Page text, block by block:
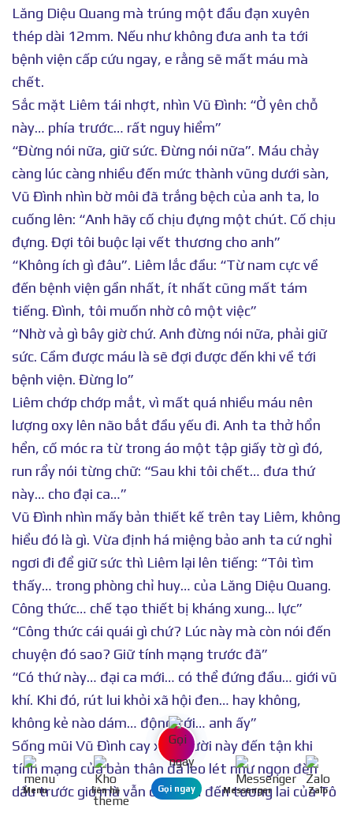
Lăng Diệu Quang mà trúng một đầu đạn xuyên
thép dài 12mm. Nếu như không đưa anh ta tới
bệnh viện cấp cứu ngay, e rằng sẽ mất máu mà
chết.
Sắc mặt Liêm tái nhợt, nhìn Vũ Đình: “Ở yên chỗ
này… phía trước… rất nguy hiểm”
“Đừng nói nữa, giữ sức. Đừng nói nữa”. Máu chảy
càng lúc càng nhiều đến mức thành vũng dưới sàn,
Vũ Đình nhìn bờ môi đã trắng bệch của anh ta, lo
cuống lên: “Anh hãy cố chịu đựng một chút. Cố chịu
đựng. Đợi tôi buộc lại vết thương cho anh”
“Không ích gì đâu”. Liêm lắc đầu: “Từ nam cực về
đến bệnh viện gần nhất, ít nhất cũng mất tám
tiếng. Đình, tôi muốn nhờ cô một việc”
“Nhờ vả gì bây giờ chứ. Anh đừng nói nữa, phải giữ
sức. Cầm được máu là sẽ đợi được đến khi về tới
bệnh viện. Đừng lo”
Liêm chớp chớp mắt, vì mất quá nhiều máu nên
lượng oxy lên não bắt đầu yếu đi. Anh ta thở hổn
hển, cố móc ra từ trong áo một tập giấy tờ gì đó,
run rẩy nói từng chữ: “Sau khi tôi chết… đưa thứ
này… cho đại ca…”
Vũ Đình nhìn mấy bản thiết kế trên tay Liêm, không
hiểu đó là gì. Vừa định há miệng bảo anh ta cứ nghỉ
ngơi đi để giữ sức thì Liêm lại lên tiếng: “Tôi tìm
thấy… trong phòng chỉ huy… của Lăng Diệu Quang.
Công thức… chế tạo thiết bị kháng xung… lực”
“Công thức cái quái gì chứ? Lúc này mà còn nói đến
chuyện đó sao? Giữ tính mạng trước đã”
“Có thứ này… đại ca mới… có thể đứng đầu… giới vũ
khí. Khi đó, rút lui khỏi xã hội đen… hay không,
không kẻ nào dám… động tới… anh ấy”
Sống mũi Vũ Đình cay xè, người này đến tận khi
tính mạng của bản thân đã leo lét như ngọn đèn
dầu trước gió mà vẫn còn nghĩ đến tương lai của Tô
Menu liên hệ Gọi ngay Messenger Zalo